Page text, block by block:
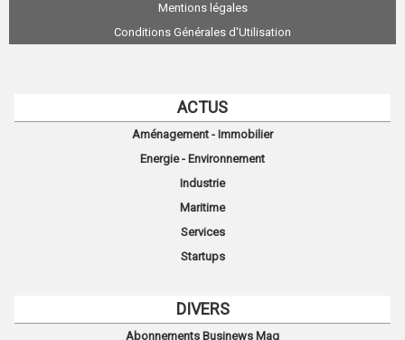
Mentions légales
Conditions Générales d'Utilisation
ACTUS
Aménagement - Immobilier
Energie - Environnement
Industrie
Maritime
Services
Startups
DIVERS
Abonnements Businews Mag